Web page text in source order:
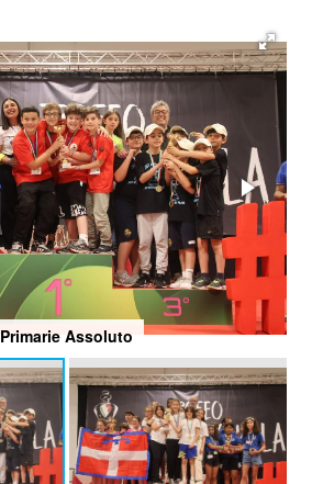
Primarie Assoluto